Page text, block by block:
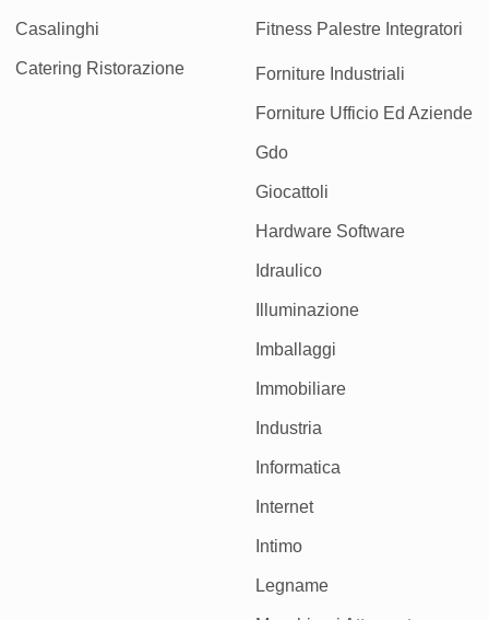
Casalinghi
Catering Ristorazione
Fitness Palestre Integratori
Forniture Industriali
Forniture Ufficio Ed Aziende
Gdo
Giocattoli
Hardware Software
Idraulico
Illuminazione
Imballaggi
Immobiliare
Industria
Informatica
Internet
Intimo
Legname